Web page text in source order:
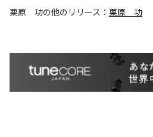
栗原 功の他のリリース： 栗原 功